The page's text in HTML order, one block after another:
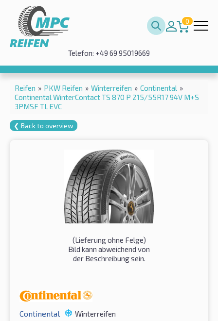
0
Telefon: +49 69 95019669
Reifen » PKW Reifen » Winterreifen » Continental »
Continental WinterContact TS 870 P 215/55R17 94V M+S
3PMSF TL EVC
❮ Back to overview
(Lieferung ohne Felge)
Bild kann abweichend von
der Beschreibung sein.
Continental Winterreifen